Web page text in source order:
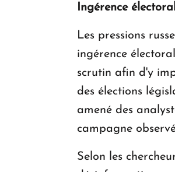
Ingérence
Les pressions
ingérence
scrutin afin d'y
des élections
amené des
campagne
Selon les